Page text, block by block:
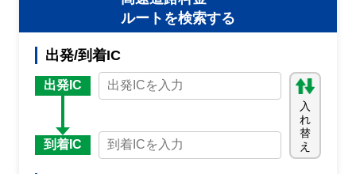
ルートを検索する
出発/到着IC
出発IC
到着IC
入
れ
替
え